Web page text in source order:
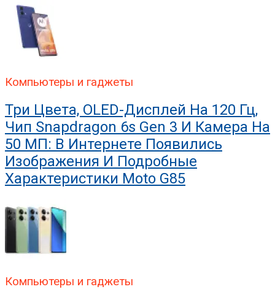
Компьютеры и гаджеты
Три Цвета, OLED-Дисплей На 120 Гц,
Чип Snapdragon 6s Gen 3 И Камера На
50 МП: В Интернете Появились
Изображения И Подробные
Характеристики Moto G85
Компьютеры и гаджеты